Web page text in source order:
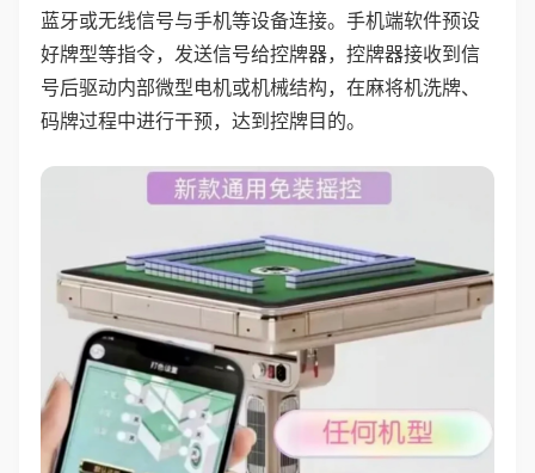
蓝牙或无线信号与手机等设备连接。手机端软件预设
好牌型等指令，发送信号给控牌器，控牌器接收到信
号后驱动内部微型电机或机械结构，在麻将机洗牌、
码牌过程中进行干预，达到控牌目的。